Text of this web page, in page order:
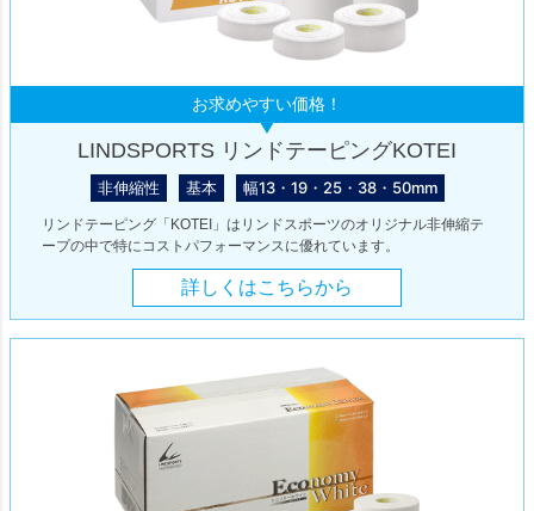
お求めやすい価格！
LINDSPORTS リンドテーピングKOTEI
非伸縮性 基本 幅13・19・25・38・50mm
リンドテーピング「KOTEI」はリンドスポーツのオリジナル非伸縮テ
ープの中で特にコストパフォーマンスに優れています。
詳しくはこちらから